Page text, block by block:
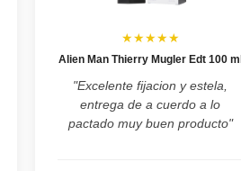
★★★★★
Alien Man Thierry Mugler Edt 100 ml
"Excelente fijacion y estela,
entrega de a cuerdo a lo
pactado muy buen producto"